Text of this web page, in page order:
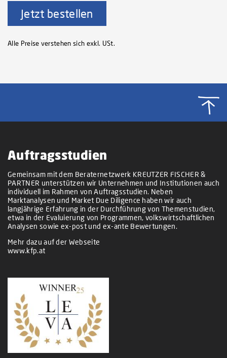
Jetzt bestellen
Alle Preise verstehen sich exkl. USt.
Auftragsstudien
Gemeinsam mit dem Beraternetzwerk KREUTZER FISCHER &
PARTNER unterstützen wir Unternehmen und Institutionen auch
individuell im Rahmen von Auftragsstudien. Neben
Marktanalysen und Market Due Diligence haben wir auch
langjährige Erfahrung in der Durchführung von Themenstudien,
etwa in der Evaluierung von Programmen, volkswirtschaftlichen
Analysen sowie ex-post und ex-ante Bewertungen.
Mehr dazu auf der Webseite
www.kfp.at